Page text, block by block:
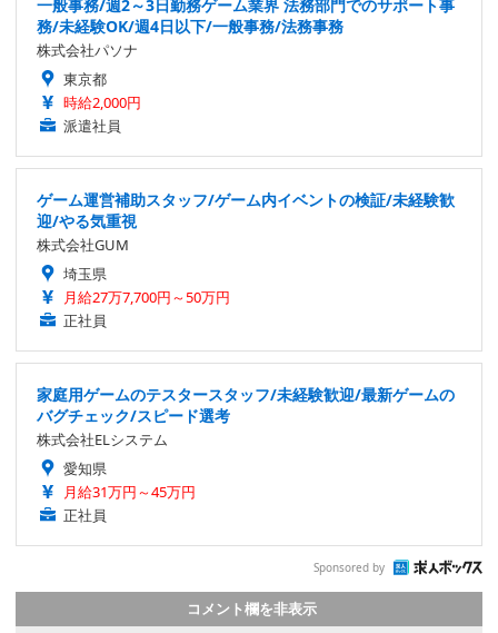
一般事務/週2～3日勤務ゲーム業界 法務部門でのサポート事
務/未経験OK/週4日以下/一般事務/法務事務
株式会社パソナ
東京都
時給2,000円
派遣社員
ゲーム運営補助スタッフ/ゲーム内イベントの検証/未経験歓
迎/やる気重視
株式会社GUM
埼玉県
月給27万7,700円～50万円
正社員
家庭用ゲームのテスタースタッフ/未経験歓迎/最新ゲームの
バグチェック/スピード選考
株式会社ELシステム
愛知県
月給31万円～45万円
正社員
Sponsored by
コメント欄を非表示